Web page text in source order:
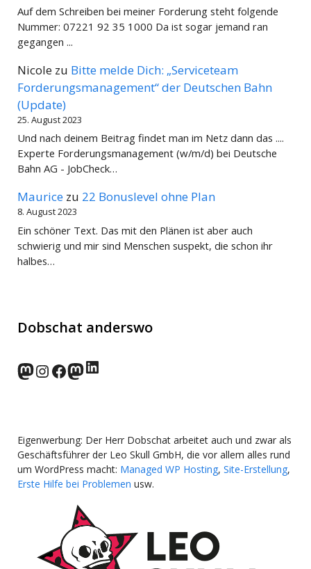
Auf dem Schreiben bei meiner Forderung steht folgende
Nummer: 07221 92 35 1000 Da ist sogar jemand ran
gegangen ...
Nicole zu Bitte melde Dich: „Serviceteam
Forderungsmanagement“ der Deutschen Bahn
(Update)
25. August 2023
Und nach deinem Beitrag findet man im Netz dann das ....
Experte Forderungsmanagement (w/m/d) bei Deutsche
Bahn AG - JobCheck…
Maurice zu 22 Bonuslevel ohne Plan
8. August 2023
Ein schöner Text. Das mit den Plänen ist aber auch
schwierig und mir sind Menschen suspekt, die schon ihr
halbes…
Dobschat anderswo
norden.social
Instagram
Facebook
wp-punks.social
LinkedIn
Eigenwerbung: Der Herr Dobschat arbeitet auch und zwar als
Geschäftsführer der Leo Skull GmbH, die vor allem alles rund
um WordPress macht: Managed WP Hosting, Site-Erstellung,
Erste Hilfe bei Problemen usw.